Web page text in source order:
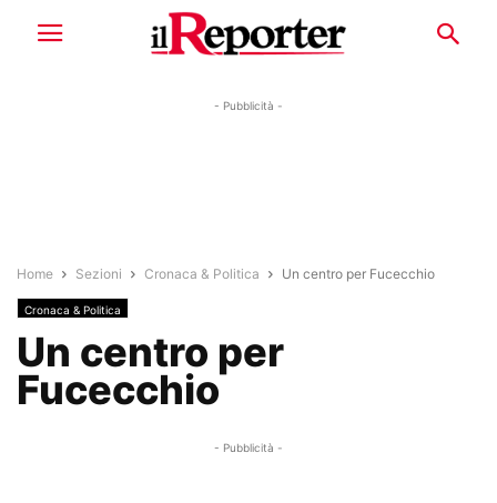
- Pubblicità -
Home Sezioni Cronaca & Politica Un centro per Fucecchio
Cronaca & Politica
Un centro per
Fucecchio
- Pubblicità -